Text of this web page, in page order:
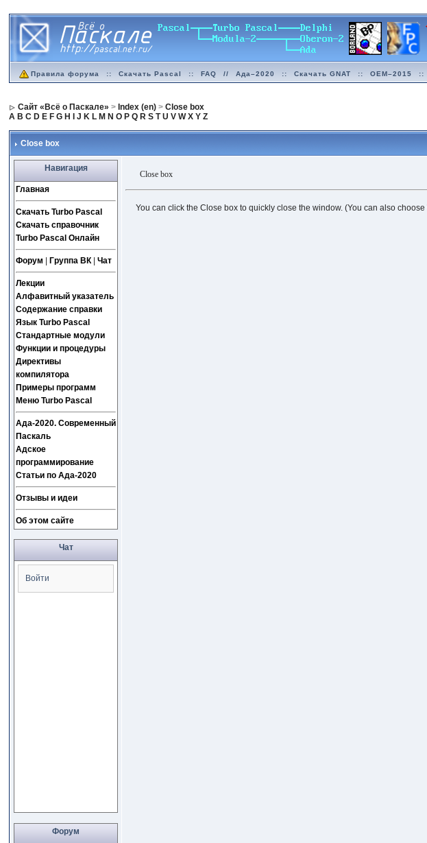
Правила форума :: Скачать Pascal :: FAQ // Ада–2020 :: Скачать GNAT :: OEM–2015 ::
Сайт «Всё о Паскале» > Index (en) >Close box
A B C D E F G H J K L M N O P Q R S T U V W X Y Z
Close box
Навигация
Главная
Скачать Turbo Pascal
Скачать справочник
Turbo Pascal Онлайн
Форум Группа ВК|Чат
Лекции
Алфавитный указатель
Содержание справки
Язык Turbo Pascal
Стандартные модули
Функции и процедуры
Директивы
компилятора
Примеры программ
Меню Turbo Pascal
Ада-2020. Современный
Паскаль
Адское
программирование
Статьи по Ада-2020
Отзывы и идеи
Об этом сайте
Чат
Войти
Форум
Close box
You can click the Close box to quickly close the window. (You can also choose